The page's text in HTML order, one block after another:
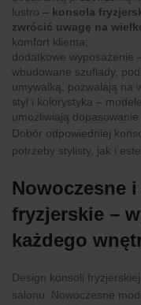
lustro – konsola
zwrócić uwagę na
komfort klienta;
dodatkowe wyposażenie
wbudowane szuflady,
umywalką, pozwalają na
styl i kolorystyka –
umożliwiają
Dobór odpowiedniej
potrzeby stylisty, jak i
Nowoczesne
fryzjerskie –
każdego
Design konsoli
salonu. Nowoczesne